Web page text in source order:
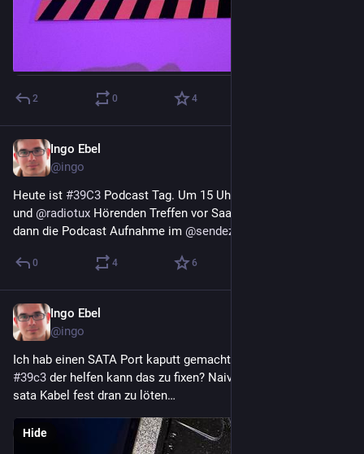
2 0 4
Ingo Ebel
@ingo
Heute ist #39C3 Podcast Tag. Um 15 Uhr ist
und @radiotux Hörenden Treffen vor Saal Z und anschließend
dann die Podcast Aufnahme im @sendezentrum
0 4 6
Ingo Ebel
@ingo
#39c3 der helfen kann das zu fixen? Naive Idee ist einfach ein
sata Kabel fest dran zu löten…
Hide